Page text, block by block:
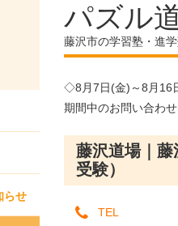
パズル
藤沢市の学習塾・進学
◇8月7日(金)～8月16
期間中のお問い合わ
藤沢道場｜
受験）
TEL
らせ